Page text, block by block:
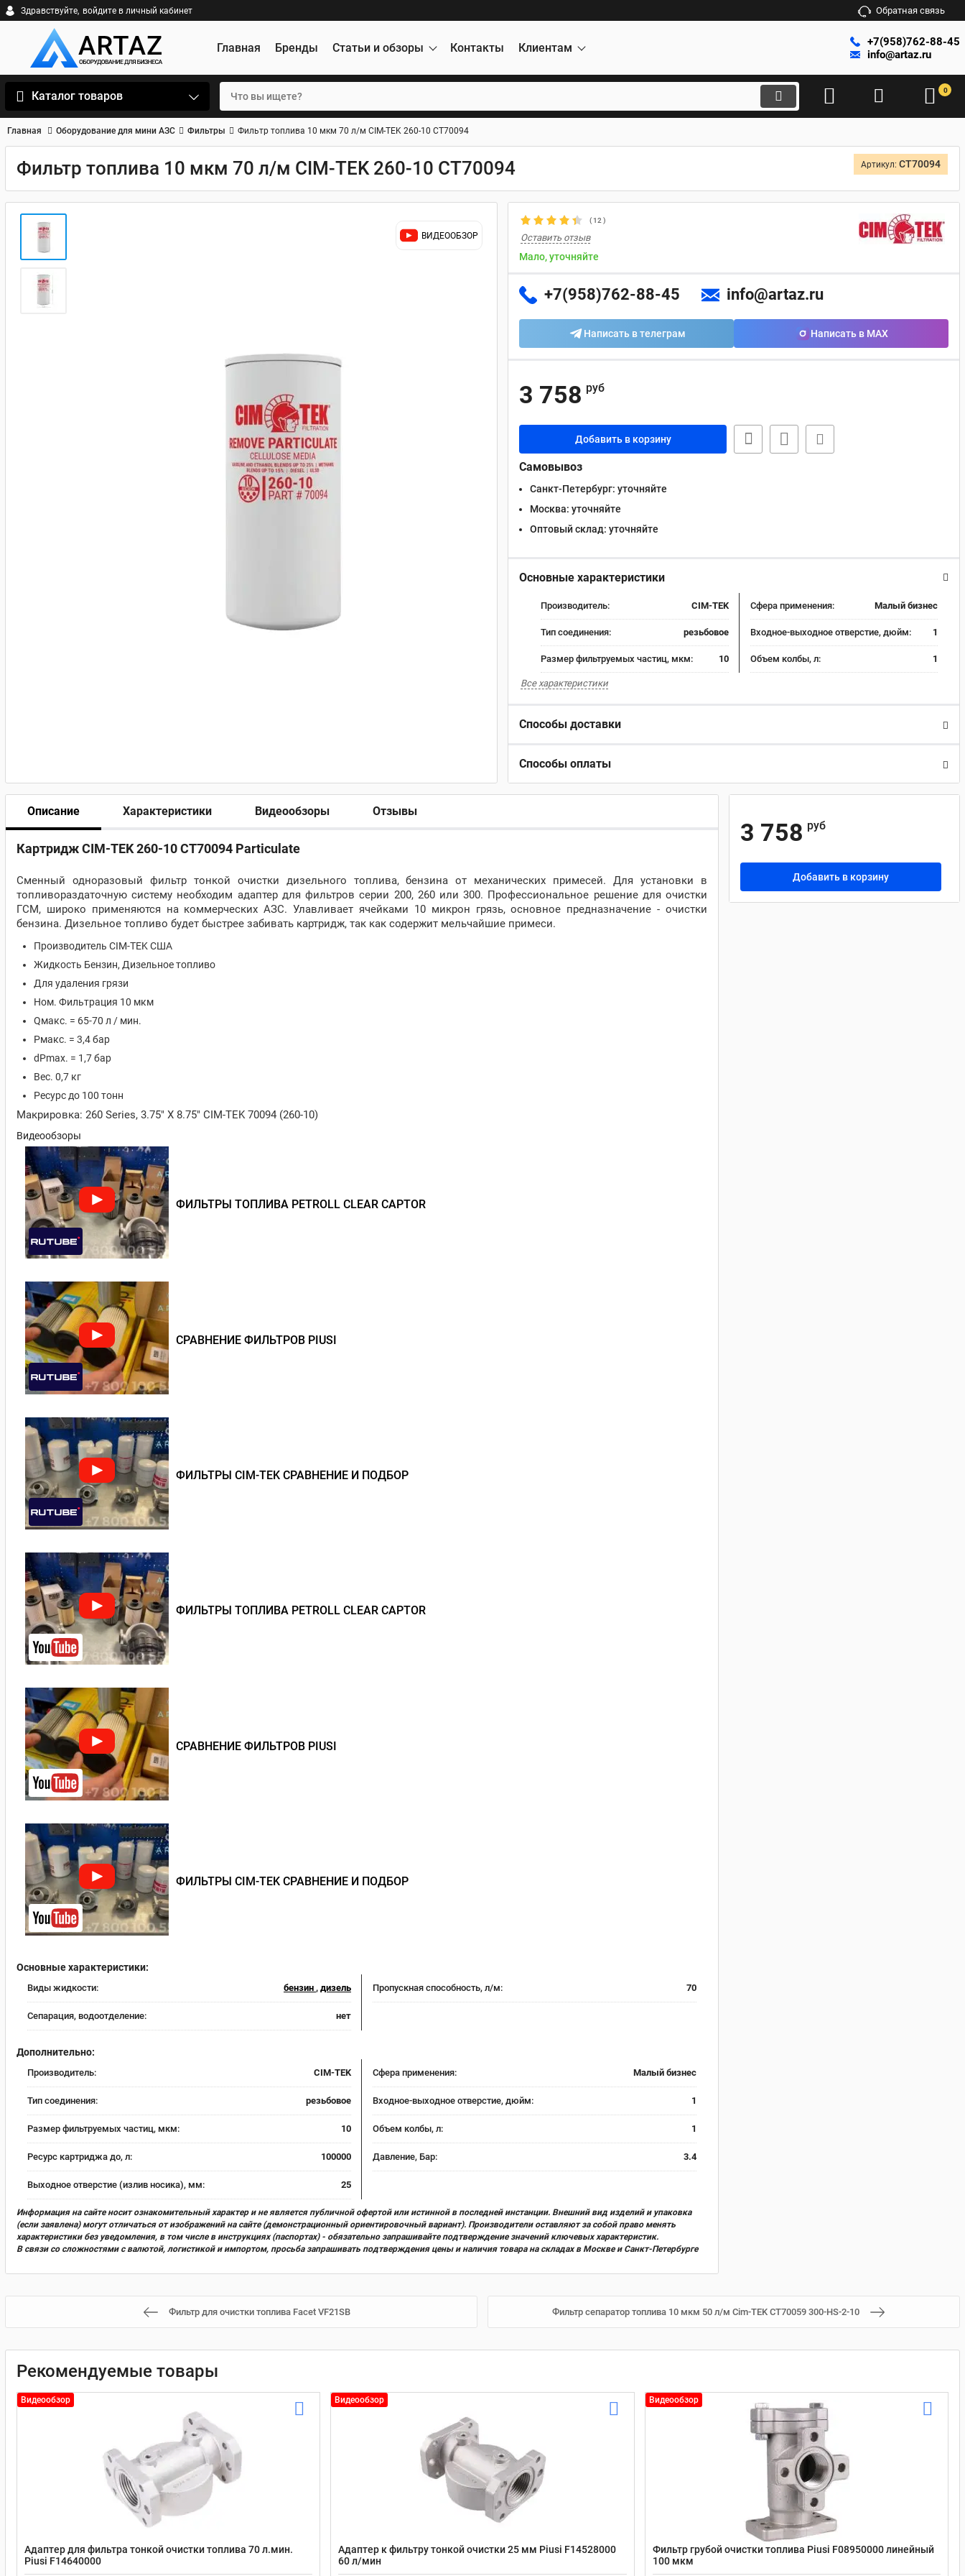
Здравствуйте, войдите в личный кабинет Обратная связь
Главная Бренды Статьи и обзоры Контакты Клиентам
+7(958)762-88-45
info@artaz.ru
Каталог товаров 0
Главная Оборудование для мини АЗС Фильтры Фильтр топлива 10 мкм 70 л/м CIM-TEK 260-10 CT70094
Фильтр топлива 10 мкм 70 л/м CIM-TEK 260-10 CT70094 Артикул: CT70094
ВИДЕООБЗОР
(12 )
Оставить отзыв
Мало, уточняйте
+7(958)762-88-45 info@artaz.ru
Написать в телеграм Написать в MAX
3 758 руб
Добавить в корзину
Самовывоз
Санкт-Петербург: уточняйте
Москва: уточняйте
Оптовый склад: уточняйте
Основные характеристики
Производитель: CIM-TEK Сфера применения: Малый бизнес
Тип соединения: резьбовое Входное-выходное отверстие, дюйм: 1
Размер фильтруемых частиц, мкм: 10 Объем колбы, л: 1
Все характеристики
Способы доставки
Способы оплаты
Описание Характеристики Видеообзоры Отзывы
Картридж CIM-TEK 260-10 CT70094 Particulate
Сменный одноразовый фильтр тонкой очистки дизельного топлива, бензина от механических примесей. Для установки в
топливораздаточную систему необходим адаптер для фильтров серии 200, 260 или 300. Профессиональное решение для очистки
ГСМ, широко применяются на коммерческих АЗС. Улавливает ячейками 10 микрон грязь, основное предназначение - очистки
бензина. Дизельное топливо будет быстрее забивать картридж, так как содержит мельчайшие примеси.
Производитель CIM-TEK США
Жидкость Бензин, Дизельное топливо
Для удаления грязи
Ном. Фильтрация 10 мкм
Qмакс. = 65-70 л / мин.
Pмакс. = 3,4 бар
dPmax. = 1,7 бар
Вес. 0,7 кг
Ресурс до 100 тонн
Макрировка: 260 Series, 3.75" X 8.75" CIM-TEK 70094 (260-10)
Видеообзоры
ФИЛЬТРЫ ТОПЛИВА PETROLL CLEAR CAPTOR
СРАВНЕНИЕ ФИЛЬТРОВ PIUSI
ФИЛЬТРЫ CIM-TEK СРАВНЕНИЕ И ПОДБОР
ФИЛЬТРЫ ТОПЛИВА PETROLL CLEAR CAPTOR
СРАВНЕНИЕ ФИЛЬТРОВ PIUSI
ФИЛЬТРЫ CIM-TEK СРАВНЕНИЕ И ПОДБОР
Основные характеристики:
Виды жидкости: бензин , дизель Пропускная способность, л/м: 70
Сепарация, водоотделение: нет
Дополнительно:
Производитель: CIM-TEK Сфера применения: Малый бизнес
Тип соединения: резьбовое Входное-выходное отверстие, дюйм: 1
Размер фильтруемых частиц, мкм: 10 Объем колбы, л: 1
Ресурс картриджа до, л: 100000 Давление, Бар: 3.4
Выходное отверстие (излив носика), мм: 25
Информация на сайте носит ознакомительный характер и не является публичной офертой или истинной в последней инстанции. Внешний вид изделий и упаковка
(если заявлена) могут отличаться от изображений на сайте (демонстрационный ориентировочный вариант). Производители оставляют за собой право менять
характеристики без уведомления, в том числе в инструкциях (паспортах) - обязательно запрашивайте подтверждение значений ключевых характеристик.
В связи со сложностями с валютой, логистикой и импортом, просьба запрашивать подтверждения цены и наличия товара на складах в Москве и Санкт-Петербурге
3 758 руб
Добавить в корзину
Фильтр для очистки топлива Facet VF21SB Фильтр сепаратор топлива 10 мкм 50 л/м Cim-TEK CT70059 300-HS-2-10
Рекомендуемые товары
Видеообзор
Адаптер для фильтра тонкой очистки топлива 70 л.мин.
Piusi F14640000
Видеообзор
Адаптер к фильтру тонкой очистки 25 мм Piusi F14528000
60 л/мин
Видеообзор
Фильтр грубой очистки топлива Piusi F08950000 линейный
100 мкм